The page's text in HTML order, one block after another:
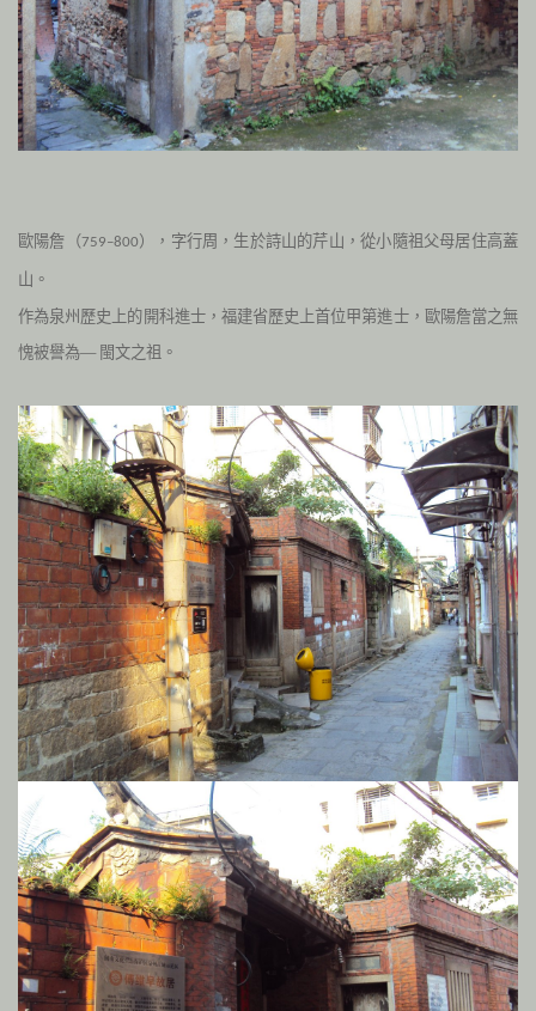
歐陽詹（759–800），字行周，生於詩山的芹山，從小隨祖父母居住高蓋
山。
作為泉州歷史上的開科進士，福建省歷史上首位甲第進士，歐陽詹當之無
愧被譽為— 閩文之祖。